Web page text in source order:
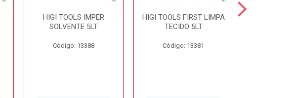
HIGI TOOLS IMPER
SOLVENTE 5LT
Código: 13388
HIGI TOOLS FIRST LIMPA
TECIDO 5LT
Código: 13381